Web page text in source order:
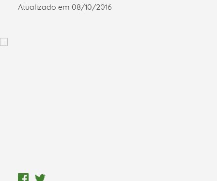
Atualizado em 08/10/2016